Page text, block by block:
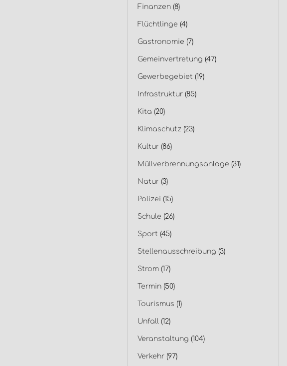
Finanzen(8)
Flüchtlinge (4)
Gastronomie (7)
Gemeinvertretung (47)
Gewerbegebiet (19)
Infrastruktur(85)
Kita (20)
Klimaschutz (23)
Kultur(86)
Müllverbrennungsanlage (31)
Natur(3)
Polizei (15)
Schule (26)
Sport (45)
Stellenausschreibung (3)
Strom(17)
Termin(50)
Tourismus (1)
Unfall (12)
Veranstaltung (104)
Verkehr(97)